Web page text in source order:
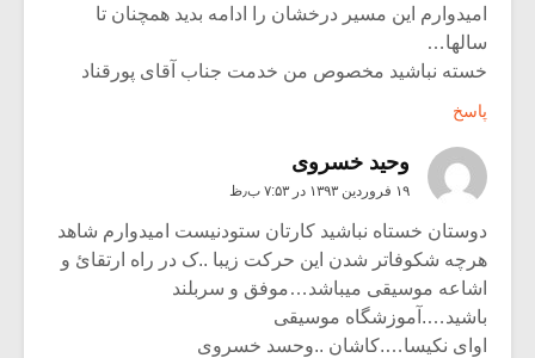
امیدوارم این مسیر درخشان را ادامه بدید همچنان تا
سالها…
خسته نباشید مخصوص من خدمت جناب آقای پورقناد
پاسخ
وحید خسروی
۱۹ فروردین ۱۳۹۳ در ۷:۵۳ ب٫ظ
دوستان خستاه نباشید کارتان ستودنیست امیدوارم شاهد
هرچه شکوفاتر شدن این حرکت زیبا ..ک در راه ارتقائ و
اشاعه موسیقی میباشد…موفق و سربلند
باشید….آموزشگاه موسیقی
اوای نکیسا….کاشان ..وحسد خسروی